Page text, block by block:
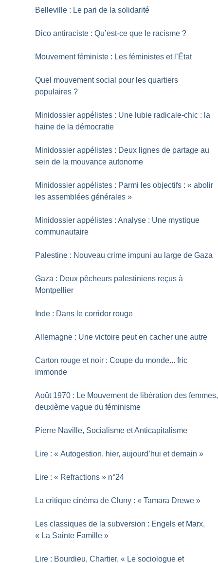
Belleville : Le pari de la solidarité
Dico antiraciste : Qu’est-ce que le racisme ?
Mouvement féministe : Les féministes et l’État
Quel mouvement social pour les quartiers
populaires ?
Minidossier appélistes : Une lubie radicale-chic : la
haine de la démocratie
Minidossier appélistes : Deux lignes de partage au
sein de la mouvance autonome
Minidossier appélistes : Parmi les objectifs : « abolir
les assemblées générales »
Minidossier appélistes : Analyse : Une mystique
communautaire
Palestine : Nouveau crime impuni au large de Gaza
Gaza : Deux pêcheurs palestiniens reçus à
Montpellier
Inde : Dans le corridor rouge
Allemagne : Une victoire peut en cacher une autre
Carton rouge et noir : Coupe du monde... fric
immonde
Août 1970 : Le Mouvement de libération des femmes,
deuxième vague du féminisme
Pierre Naville, Socialisme et Anticapitalisme
Lire : « Autogestion, hier, aujourd’hui et demain »
Lire : « Refractions » n°24
La critique cinéma de Cluny : « Tamara Drewe »
Les classiques de la subversion : Engels et Marx,
« La Sainte Famille »
Lire : Bourdieu, Chartier, « Le sociologue et